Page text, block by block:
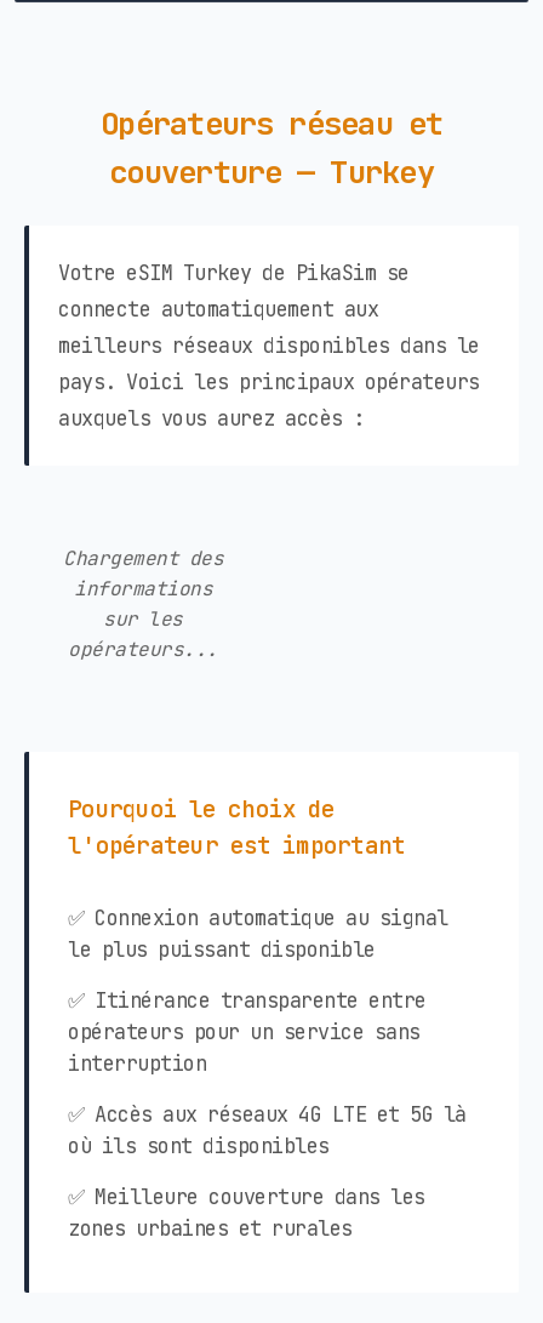
Opérateurs réseau et
couverture — Turkey
Votre eSIM Turkey de PikaSim se
connecte automatiquement aux
meilleurs réseaux disponibles dans le
pays. Voici les principaux opérateurs
auxquels vous aurez accès :
Chargement des
informations
sur les
opérateurs...
Pourquoi le choix de
l'opérateur est important
✅ Connexion automatique au signal
le plus puissant disponible
✅ Itinérance transparente entre
opérateurs pour un service sans
interruption
✅ Accès aux réseaux 4G LTE et 5G là
où ils sont disponibles
✅ Meilleure couverture dans les
zones urbaines et rurales